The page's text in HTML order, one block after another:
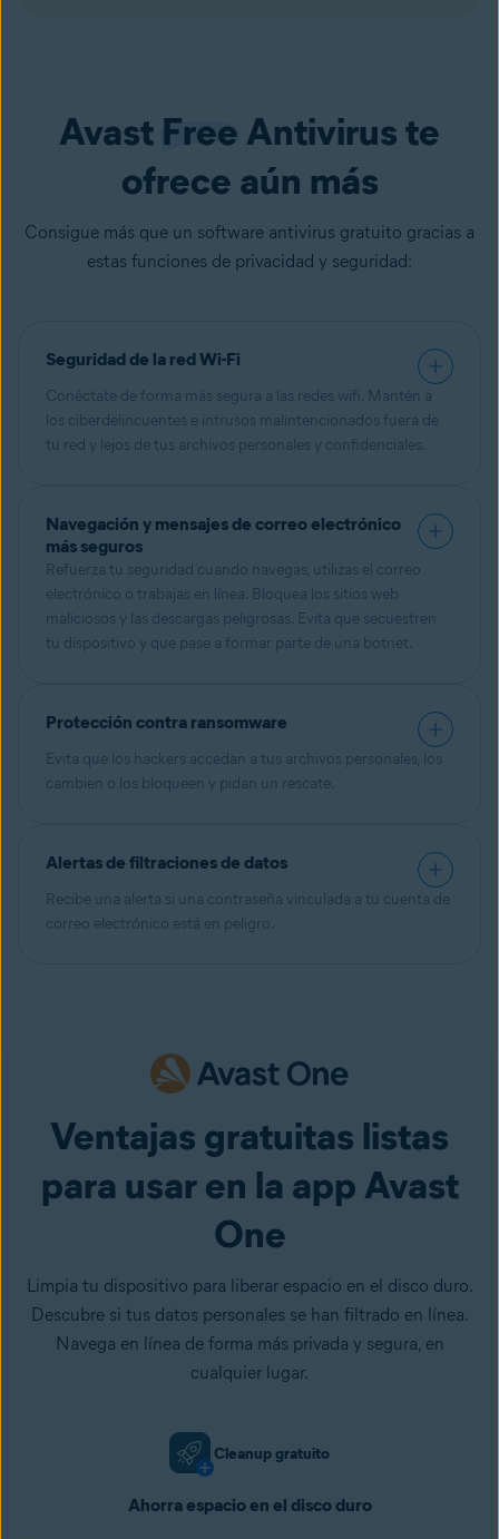
Avast FreeAntivirus te
ofrece aún más
Consigue más que un software antivirus gratuito gracias a
estas funciones de privacidad y seguridad:
Seguridad de la red Wi-Fi
Conéctate de forma más segura a las redes wifi. Mantén a
los ciberdelincuentes e intrusos malintencionados fuera de
tu red y lejos de tus archivos personales y confidenciales.
Navegación y mensajes de correo electrónico
más seguros
Refuerza tu seguridad cuando navegas, utilizas el correo
electrónico o trabajas en línea. Bloquea los sitios web
maliciosos y las descargas peligrosas. Evita que secuestren
tu dispositivo y que pase a formar parte de una botnet.
Protección contra ransomware
Evita que los hackers accedan a tus archivos personales, los
cambien o los bloqueen y pidan un rescate.
Alertas de filtraciones de datos
Recibe una alerta si una contraseña vinculada a tu cuenta de
correo electrónico está en peligro.
Ventajas gratuitas listas
para usar en la app Avast
One
Limpia tu dispositivo para liberar espacio en el disco duro.
Descubre si tus datos personales se han filtrado en línea.
Navega en línea de forma más privada y segura, en
cualquier lugar.
Cleanup gratuito
Ahorra espacio en el disco duro